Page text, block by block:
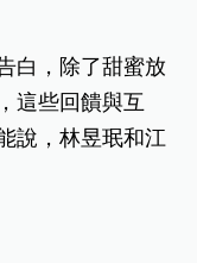
白，除了甜蜜放
這些回饋與互
說，林昱珉和江